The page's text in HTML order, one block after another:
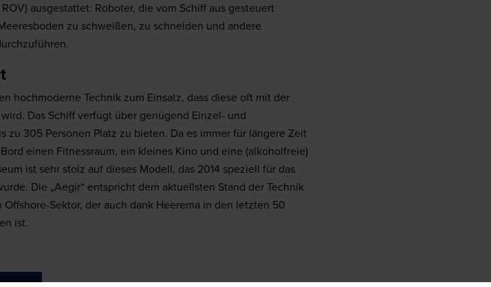
ausgestattet: Roboter, die vom Schiff aus gesteuert
zu schweißen, zu schneiden und andere
hochmoderne Technik zum Einsatz, dass diese oft mit der
Das Schiff verfügt über genügend Einzel- und
zu 305 Personen Platz zu bieten. Da es immer für längere Zeit
einen Fitnessraum, ein kleines Kino und eine (alkoholfreie)
ist sehr stolz auf dieses Modell, das 2014 speziell für das
Die „Aegir“ entspricht dem aktuellsten Stand der Technik
Sektor, der auch dank Heerema in den letzten 50
ist.